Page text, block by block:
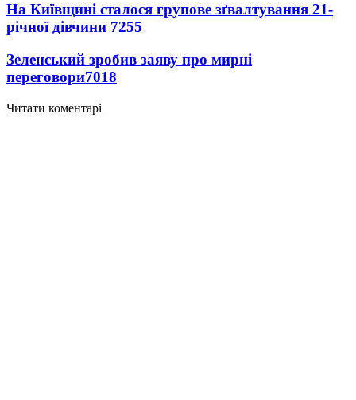
На Київщині сталося групове зґвалтування 21-
річної дівчини 7255
Зеленський зробив заяву про мирні
переговори7018
Читати коментарі